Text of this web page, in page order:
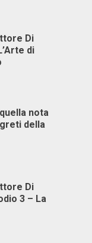
Di
di
nota
della
Di
3 – La